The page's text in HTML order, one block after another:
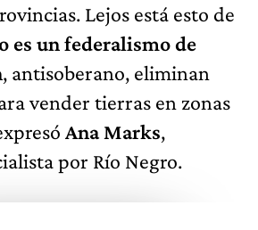
Lejos está esto de
es un federalismo de
, antisoberano, eliminan
vender tierras en zonas
Ana Marks,
por Río Negro.